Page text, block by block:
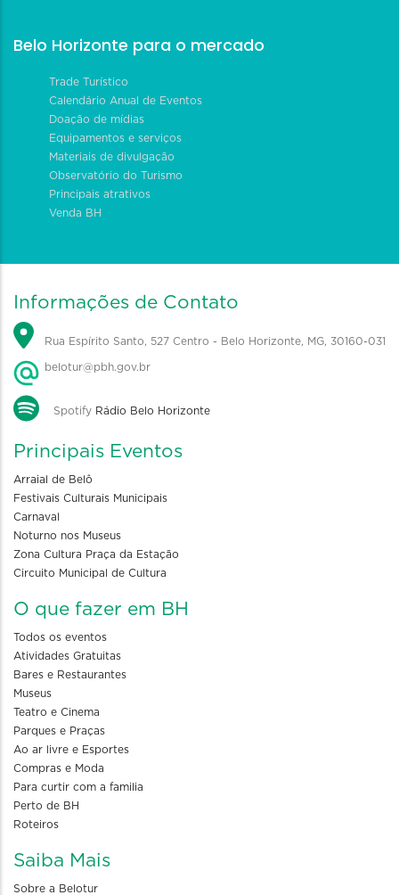
Belo Horizonte para o mercado
Trade Turístico
Calendário Anual de Eventos
Doação de mídias
Equipamentos e serviços
Materiais de divulgação
Observatório do Turismo
Principais atrativos
Venda BH
Informações de Contato
Rua Espírito Santo, 527 Centro - Belo Horizonte, MG, 30160-031
belotur@pbh.gov.br
Spotify Rádio Belo Horizonte
Principais Eventos
Arraial de Belô
Festivais Culturais Municipais
Carnaval
Noturno nos Museus
Zona Cultura Praça da Estação
Circuito Municipal de Cultura
O que fazer em BH
Todos os eventos
Atividades Gratuitas
Bares e Restaurantes
Museus
Teatro e Cinema
Parques e Praças
Ao ar livre e Esportes
Compras e Moda
Para curtir com a familia
Perto de BH
Roteiros
Saiba Mais
Sobre a Belotur